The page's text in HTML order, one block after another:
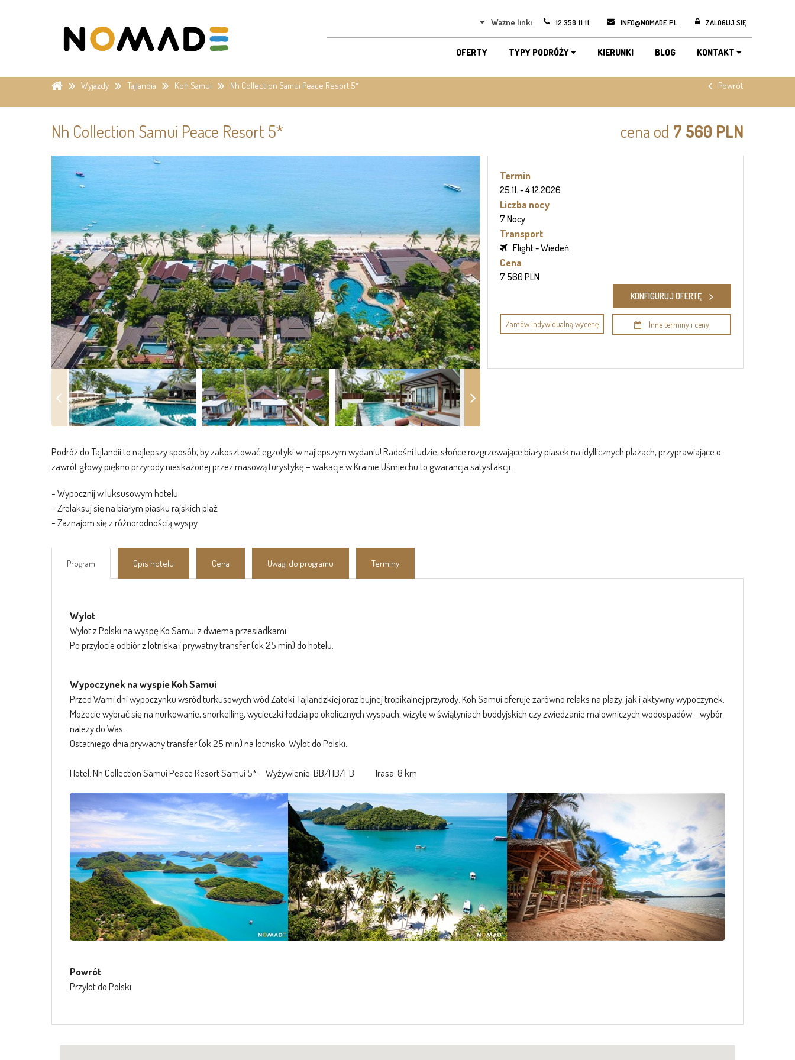
ZALOGUJ SIĘ
INFO@NOMADE.PL
12 358 11 11
Ważne linki
OFERTY TYPY PODRÓŻY KIERUNKI BLOG KONTAKT
Wyjazdy Tajlandia Koh Samui Nh Collection Samui Peace Resort 5* Powrót
Nh Collection Samui Peace Resort 5* cena od 7 560 PLN
Termin
25.11. - 4.12.2026
Liczba nocy
7 Nocy
Transport
Flight- Wiedeń
Cena
7 560 PLN
Zamów indywidualną wycenę
KONFIGURUJ OFERTĘ
Inne terminy i ceny
Podróż do Tajlandii to najlepszy sposób, by zakosztować egzotyki w najlepszym wydaniu! Radośni ludzie, słońce rozgrzewające biały piasek na idyllicznych plażach, przyprawiające o
zawrót głowy piękno przyrody nieskażonej przez masową turystykę – wakacje w Krainie Uśmiechu to gwarancja satysfakcji.
- Wypocznij w luksusowym hotelu
- Zrelaksuj się na białym piasku rajskich plaż
- Zaznajom się z różnorodnością wyspy
Program Opis hotelu Cena Uwagi do programu Terminy
Wylot
Wylot z Polski na wyspę Ko Samui z dwiema przesiadkami.
Po przylocie odbiór z lotniska i prywatny transfer (ok 25 min) do hotelu.
Wypoczynek na wyspie Koh Samui
Przed Wami dni wypoczynku wsród turkusowych wód Zatoki Tajlandzkiej oraz bujnej tropikalnej przyrody. Koh Samui oferuje zarówno relaks na plaży, jak i aktywny wypoczynek.
Możecie wybrać się na nurkowanie, snorkelling, wycieczki łodzią po okolicznych wyspach, wizytę w świątyniach buddyjskich czy zwiedzanie malowniczych wodospadów - wybór
należy do Was.
Ostatniego dnia prywatny transfer (ok 25 min) na lotnisko. Wylot do Polski.
Hotel: Nh Collection Samui Peace Resort Samui 5* Wyżywienie: BB/HB/FB Trasa: 8 km
Powrót
Przylot do Polski.